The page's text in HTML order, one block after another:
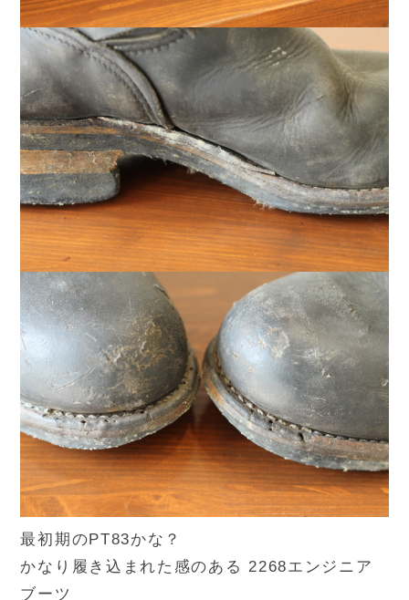
最初期のPT83かな？
かなり履き込まれた感のある 2268エンジニア
ブーツ